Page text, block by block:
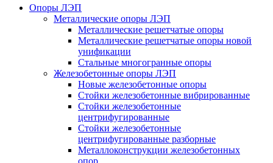
Опоры ЛЭП
Металлические опоры ЛЭП
Металлические решетчатые опоры
Металлические решетчатые опоры новой
унификации
Стальные многогранные опоры
Железобетонные опоры ЛЭП
Новые железобетонные опоры
Стойки железобетонные вибрированные
Стойки железобетонные
центрифугированные
Стойки железобетонные
центрифугированные разборные
Металлоконструкции железобетонных
опор